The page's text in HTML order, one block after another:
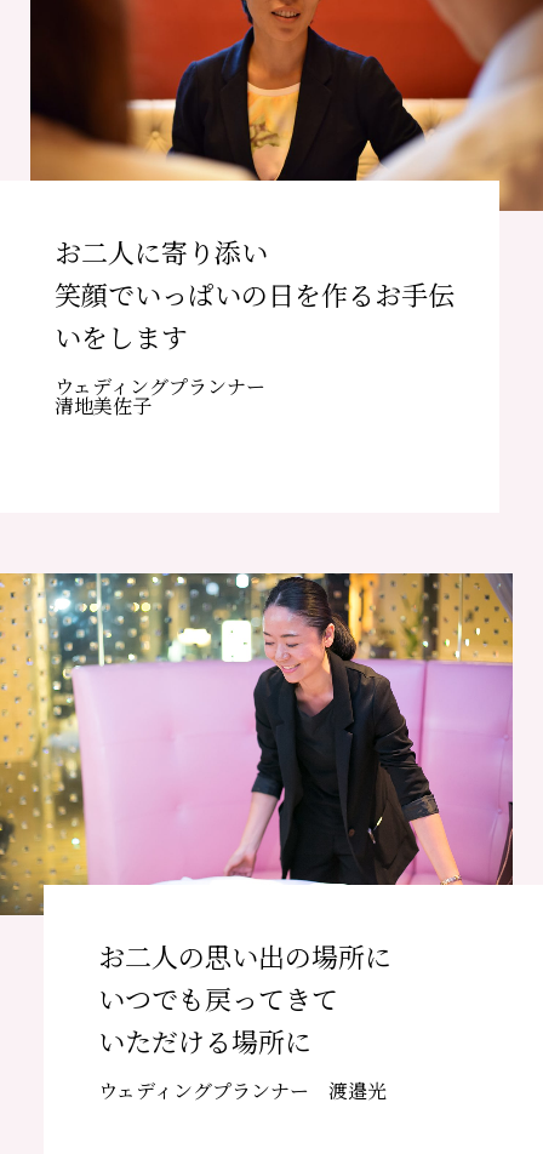
お二人に寄り添い
笑顔でいっぱいの日を作るお手伝
いをします
ウェディングプランナー
清地美佐子
お二人の思い出の場所に
いつでも戻ってきて
いただける場所に
ウェディングプランナー 渡邉光